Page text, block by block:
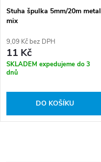
Stuha špulka 5mm/20m metal
mix
9,09 Kč bez DPH
11 Kč
SKLADEM expedujeme do 3
dnů
DO KOŠÍKU